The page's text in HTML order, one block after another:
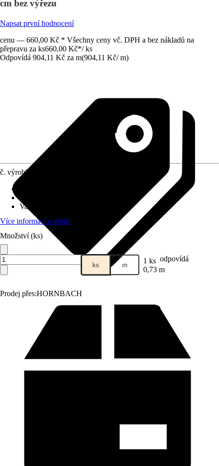
cm bez výřezu
Napsat první hodnocení
cenu — 660,00 Kč * Všechny ceny vč. DPH a bez nákladů na
přepravu za ks660,00 Kč*/ ks
Odpovídá 904,11 Kč za m(904,11 Kč/ m)
Prodej přes:HORNBACH
č. výrobku
Varianta
Více informací o zboží
Množství (ks)
ks m 1 ks odpovídá
0,73 m